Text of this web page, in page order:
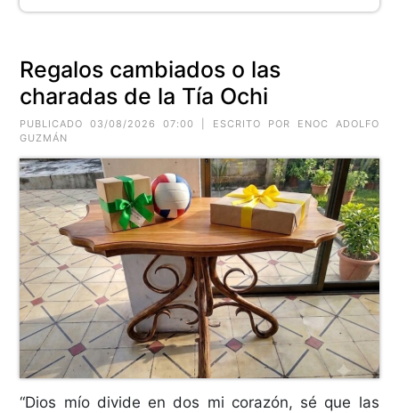
Regalos cambiados o las
charadas de la Tía Ochi
PUBLICADO 03/08/2026 07:00 | ESCRITO POR ENOC ADOLFO
GUZMÁN
“Dios mío divide en dos mi corazón, sé que las